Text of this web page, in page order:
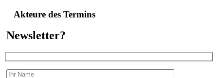
Akteure des Termins
Newsletter?